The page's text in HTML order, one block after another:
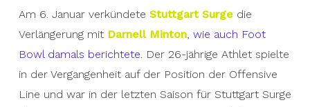
Am 6. Januar verkündete Stuttgart Surgedie
Verlängerung mit Darnell Minton, wie auch Foot
Bowl damals berichtete. Der 26-jährige Athlet spielte
in der Vergangenheit auf der Position der Offensive
Line und war in der letzten Saison für Stuttgart Surge